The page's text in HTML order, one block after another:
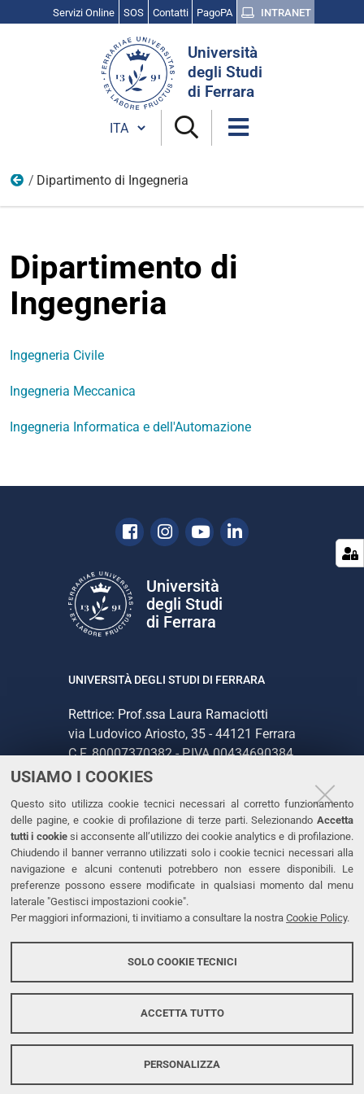
USIAMO I COOKIES
Questo sito utilizza cookie tecnici necessari al corretto funzionamento
delle pagine, e cookie di profilazione di terze parti. Selezionando Accetta
tutti i cookiesi acconsente all’utilizzo dei cookie analytics e di profilazione.
Chiudendo il banner verranno utilizzati solo i cookie tecnici necessari alla
navigazione e alcuni contenuti potrebbero non essere disponibili. Le
preferenze possono essere modificate in qualsiasi momento dal menu
laterale "Gestisci impostazioni cookie".
Per maggiori informazioni, ti invitiamo a consultare la nostra Cookie Policy.
SOLO COOKIE TECNICI
ACCETTA TUTTO
PERSONALIZZA
Servizi Online SOS Contatti PagoPA INTRANET
Università
degli Studi
di Ferrara
Cambia lingua
Corsi di studio con rilascio di Doppio Titolo
Dipartimento di Ingegneria
Dipartimento di
Ingegneria
Ingegneria Civile
Ingegneria Meccanica
Ingegneria Informatica e dell'Automazione
Facebook
Instagram
YoutubeLinkedin
Università
degli Studi
di Ferrara
UNIVERSITÀ DEGLI STUDI DI FERRARA
Rettrice: Prof.ssa Laura Ramaciotti
via Ludovico Ariosto, 35 - 44121 Ferrara
C.F. 80007370382 - P.IVA 00434690384
CONTATTI
Tel. +39 0532 293111
Fax. +39 0532 293031
PEC
LINKS
Accessibilità
Protezione dati personali